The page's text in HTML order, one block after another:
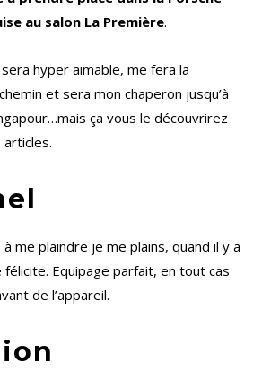
au salon La Première.
hyper aimable, me fera la
et sera mon chaperon jusqu’à
ça vous le découvrirez
articles.
me plaindre je me plains, quand il y a
Equipage parfait, en tout cas
de l’appareil.